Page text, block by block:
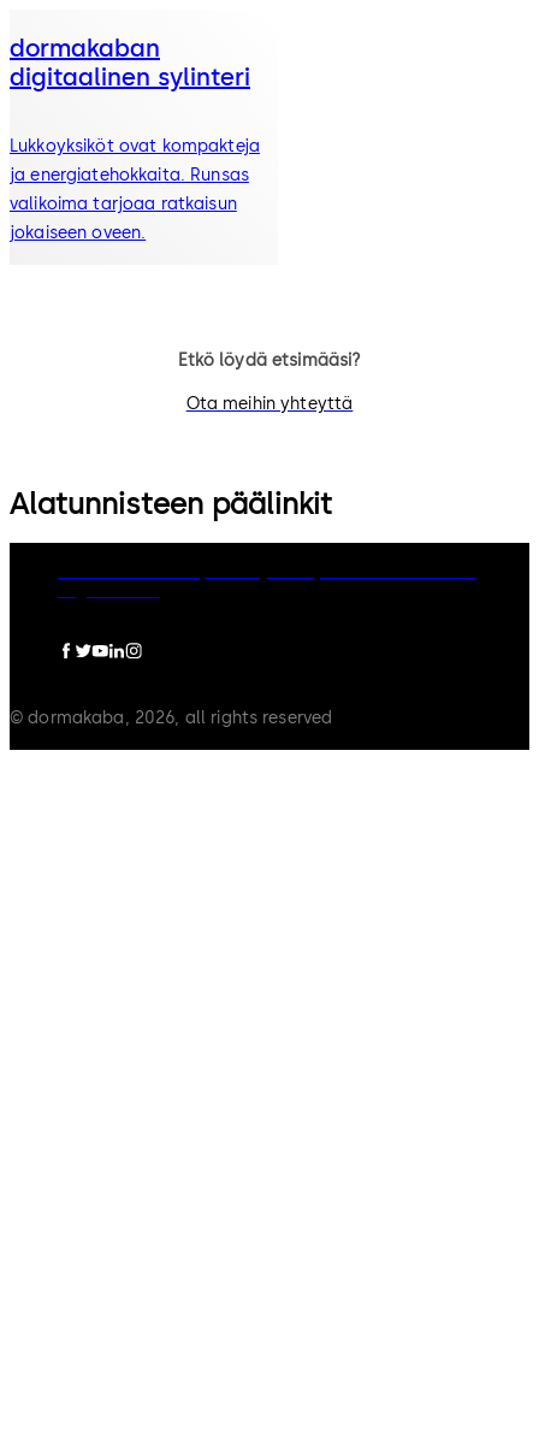
dormakaban
digitaalinen sylinteri
Lukkoyksiköt ovat kompakteja
ja energiatehokkaita. Runsas
valikoima tarjoaa ratkaisun
jokaiseen oveen.
Etkö löydä etsimääsi?
Ota meihin yhteyttä
Alatunnisteen päälinkit
© dormakaba, 2026, all rights reserved